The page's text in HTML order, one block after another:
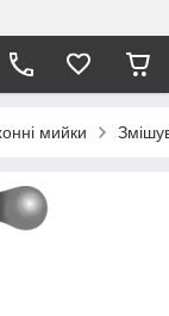
мийки